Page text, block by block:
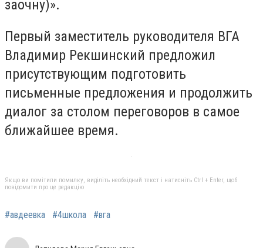
заочну)».
Первый заместитель руководителя ВГА
Владимир Рекшинский предложил
присутствующим подготовить
письменные предложения и продолжить
диалог за столом переговоров в самое
ближайшее время.
Якщо ви помітили помилку, виділіть необхідний текст і натисніть Ctrl + Enter, щоб
повідомити про це редакцію
#авдеевка #4школа #вга